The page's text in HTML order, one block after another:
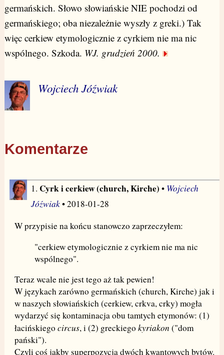
germańskich. Słowo słowiańskie NIE pochodzi od
germańskiego; oba niezależnie wyszły z greki.) Tak
więc cerkiew etymologicznie z cyrkiem nie ma nic
wspólnego. Szkoda. WJ. grudzień 2000.
Wojciech Jóźwiak
Komentarze
1. Cyrk i cerkiew (church, Kirche) • Wojciech
Jóźwiak• 2018-01-28
W przypisie na końcu stanowczo zaprzeczyłem:
"cerkiew etymologicznie z cyrkiem nie ma nic
wspólnego".
Teraz wcale nie jest tego aż tak pewien!
W językach zarówno germańskich (church, Kirche) jak i
w naszych słowiańskich (cerkiew, crkva, crky) mogła
wydarzyć się kontaminacja obu tamtych etymonów: (1)
łacińskiego circus, i (2) greckiego kyriakon ("dom
pański").
Czyli coś jakby superpozycja dwóch kwantowych bytów.